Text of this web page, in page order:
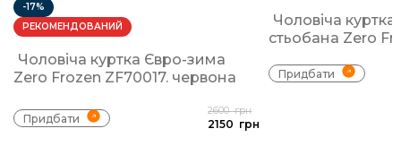
-17%
РЕКОМЕНДОВАНИЙ
Чоловіча куртка Євро-зима
Zero Frozen ZF70017. червона
Придбати
2600грн
2150 грн
Чоловіча
стьобана Zero
Придбати